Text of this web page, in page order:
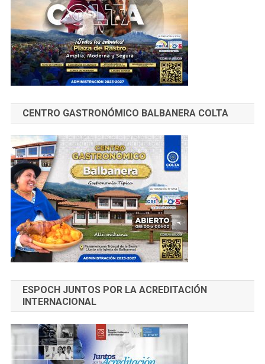
CENTRO GASTRONÓMICO BALBANERA COLTA
ESPOCH JUNTOS POR LA ACREDITACIÓN
INTERNACIONAL